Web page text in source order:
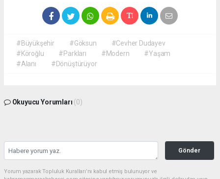
#Büyükşehir #Göksun
#Cevher Dudayev
#Köroğlu
#Parkları #Modern
#Yaşam
#Alanı
#Dönüştürüyor
Okuyucu Yorumları (0)
Gönder
Yorum yazarak Topluluk Kuralları’nı kabul etmiş bulunuyor ve